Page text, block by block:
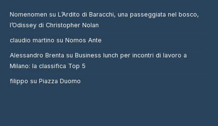
Nomenomen su L’Ardito di Baracchi, una passeggiata nel bosco,
l’Odissey di Christopher Nolan
claudio martino su Nomos Ante
Alessandro Brenta su Business lunch per incontri di lavoro a
Milano: la classifica Top 5
filippo su Piazza Duomo